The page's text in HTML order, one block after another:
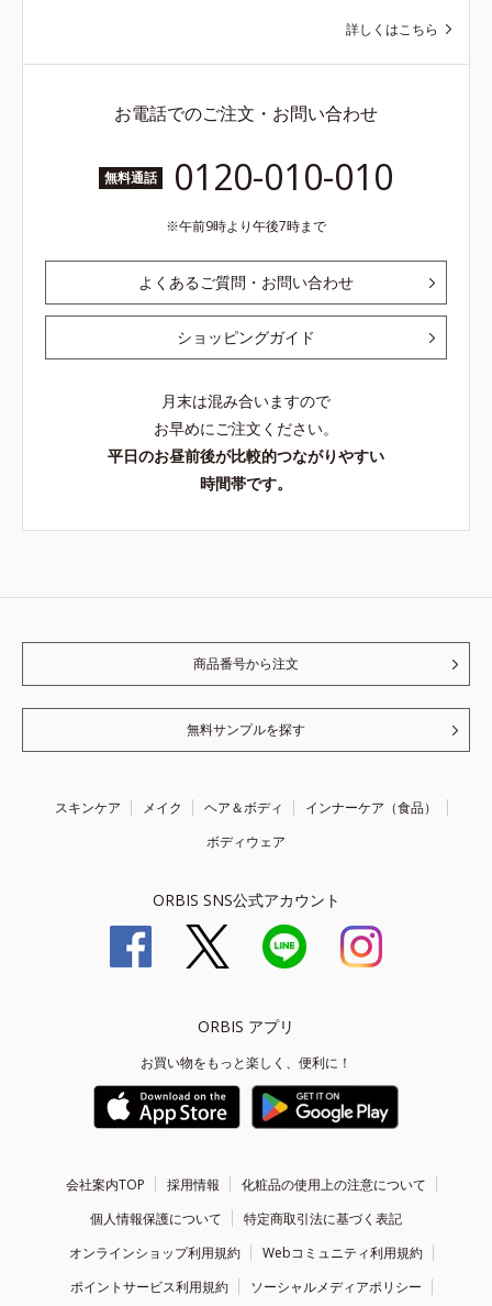
詳しくはこちら
お電話でのご注文・お問い合わせ
無料通話 0120-010-010
午前9時より午後7時まで
よくあるご質問・お問い合わせ
ショッピングガイド
月末は混み合いますので
お早めにご注文ください。
平日のお昼前後が比較的つながりやすい
時間帯です。
商品番号から注文
無料サンプルを探す
スキンケア メイク ヘア＆ボディ
インナーケア（食品）
ボディウェア
ORBIS SNS公式アカウント
ORBIS アプリ
お買い物をもっと楽しく、便利に！
会社案内TOP 採用情報
化粧品の使用上の注意について
個人情報保護について
特定商取引法に基づく表記
オンラインショップ利用規約
Webコミュニティ利用規約
ポイントサービス利用規約
ソーシャルメディアポリシー